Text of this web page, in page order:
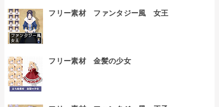
フリー素材 ファンタジー風 女王
フリー素材 金髪の少女